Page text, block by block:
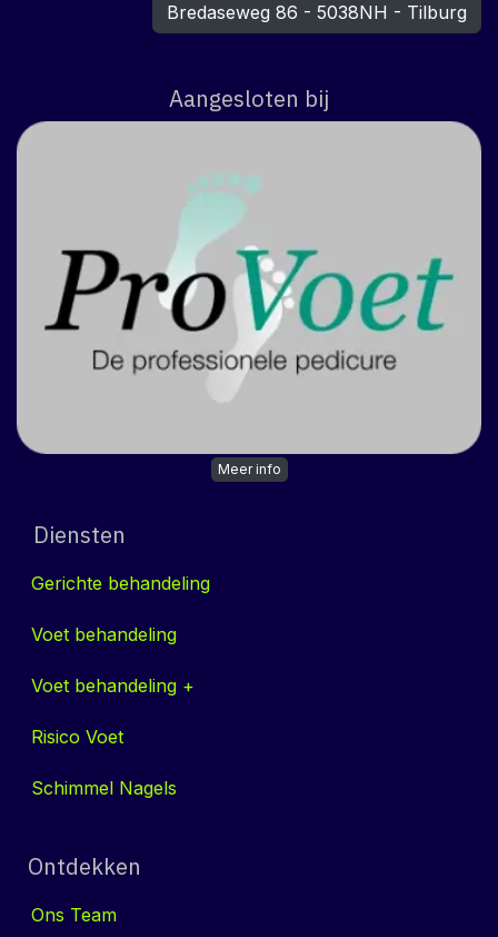
Bredaseweg 86 - 5038NH - Tilburg
Aangesloten bij
Meer info
Diensten
Gerichte behandeling
Voet behandeling
Voet behandeling +
Risico Voet
Schimmel Nag​​els
Ontdekken
Ons Tea​​m